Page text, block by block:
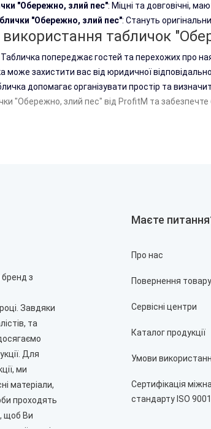
"Обережно, злий пес": Міцні та довговічні,
"Обережно, злий пес": Стануть
табличок
Табличка попереджає гостей та перехожих про
може захистити вас від юридичної
допомагає організувати простір та
"Обережно, злий пес" від ProfitM та
бренд з
Завдяки
та
Для
ми
матеріали,
проходять
щоб Ви
Маєте
Про нас
Повернення товару
Сервісні центри
Каталог продукції
Умови
Сертифікація
стандарту ISO